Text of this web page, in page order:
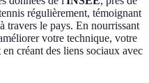
régulièrement, témoignant
travers le pays. En nourrissant
votre technique, votre
créant des liens sociaux avec